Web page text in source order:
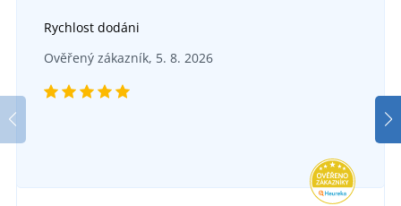
Rychlost dodáni
Ověřený zákazník, 5. 8. 2026